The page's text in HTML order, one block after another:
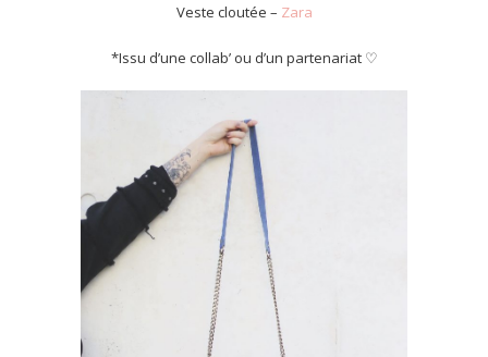
Veste cloutée – Zara
*Issu d’une collab’ ou d’un partenariat ♡